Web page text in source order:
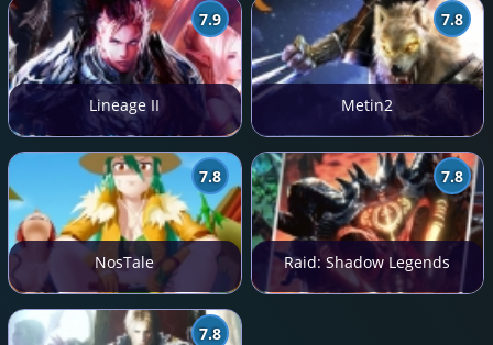
7.9
Lineage II
7.8
Metin2
7.8
NosTale
7.8
Raid: Shadow Legends
7.8